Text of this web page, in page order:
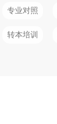
专业对照
转本培训